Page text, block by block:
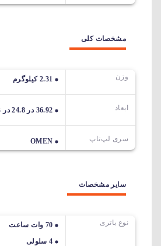
مشخصات کلی
وزن 2.31 کیلوگرم
ابعاد 36.92 در 24.8 در 2.3 سانتی متر
سری لپ‌تاپ OMEN
سایر مشخصات
نوع باتری
70 وات ساعت
4 سلولی